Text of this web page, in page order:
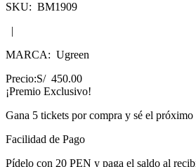
SKU: BM1909
|
MARCA: Ugreen
Precio:S/ 450.00
¡Premio Exclusivo!
Gana 5 tickets por compra y sé el próximo
Facilidad de Pago
Pídelo con 20 PEN y paga el saldo al